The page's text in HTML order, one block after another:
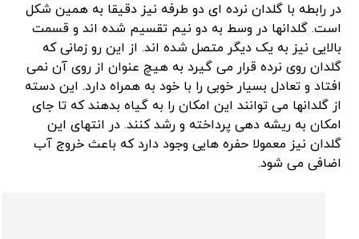
در رابطه با گلدان نرده ای دو طرفه نیز دقیقا به همین شکل
است. گلدانها در وسط به دو نیم تقسیم شده اند و قسمت
بالایی نیز به یک دیگر متصل شده اند. از این رو زمانی که
گلدان روی نرده قرار می گیرد به هیچ عنوان از روی آن نمی
افتاد و تعادل بسیار خوبی را با خود به همراه دارد. این دسته
از گلدانها می توانند این امکان را به گیاه بدهند که تا جای
امکان به ریشه دهی پرداخته و رشد کنند. در انتهای این
گلدان نیز معمولا حفره هایی وجود دارد که باعث خروج آب
اضافی می شود.